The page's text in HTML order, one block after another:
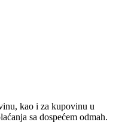
kao i za kupovinu u
sa dospećem odmah.